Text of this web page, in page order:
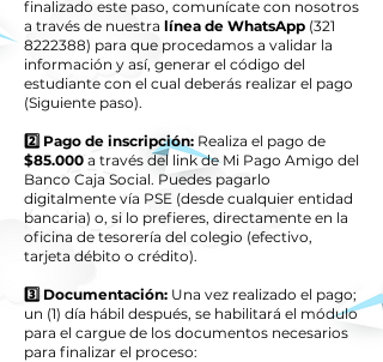
finalizado este paso, comunícate con nosotros
a través de nuestra línea de WhatsApp (321
8222388) para que procedamos a validar la
información y así, generar el código del
estudiante con el cual deberás realizar el pago
(Siguiente paso).
2️⃣ Pago de inscripción: Realiza el pago de
$85.000 a través del link de Mi Pago Amigo del
Banco Caja Social. Puedes pagarlo
digitalmente vía PSE (desde cualquier entidad
bancaria) o, si lo prefieres, directamente en la
oficina de tesorería del colegio (efectivo,
tarjeta débito o crédito).
3️⃣ Documentación: Una vez realizado el pago;
un (1) día hábil después, se habilitará el módulo
para el cargue de los documentos necesarios
para finalizar el proceso: